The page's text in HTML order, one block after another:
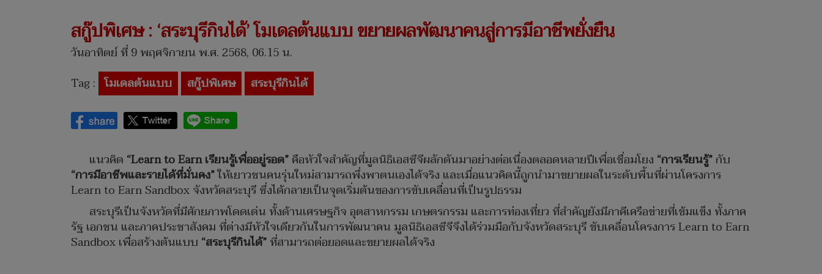
สกู๊ปพิเศษ : ‘สระบุรีกินได้’ โมเดลต้นแบบ ขยายผลพัฒนาคนสู่การมีอาชีพยั่งยืน
วันอาทิตย์ ที่ 9 พฤศจิกายน พ.ศ. 2568, 06.15 น.
Tag : โมเดลต้นแบบ สกู๊ปพิเศษ สระบุรีกินได้
แนวคิด “Learn to Earn เรียนรู้เพื่ออยู่รอด”คือหัวใจสำคัญที่มูลนิธิเอสซีจีผลักดันมาอย่างต่อเนื่องตลอดหลายปีเพื่อเชื่อมโยง “การเรียนรู้”กับ
“การมีอาชีพและรายได้ที่มั่นคง”ให้เยาวชนคนรุ่นใหม่สามารถพึ่งพาตนเองได้จริง และเมื่อแนวคิดนี้ถูกนำมาขยายผลในระดับพื้นที่ผ่านโครงการ
Learn to Earn Sandbox จังหวัดสระบุรี ซึ่งได้กลายเป็นจุดเริ่มต้นของการขับเคลื่อนที่เป็นรูปธรรม
สระบุรีเป็นจังหวัดที่มีศักยภาพโดดเด่น ทั้งด้านเศรษฐกิจ อุตสาหกรรม เกษตรกรรม และการท่องเที่ยว ที่สำคัญยังมีภาคีเครือข่ายที่เข้มแข็ง ทั้งภาค
รัฐ เอกชน และภาคประชาสังคม ที่ต่างมีหัวใจเดียวกันในการพัฒนาคน มูลนิธิเอสซีจีจึงได้ร่วมมือกับจังหวัดสระบุรี ขับเคลื่อนโครงการ Learn to Earn
Sandbox เพื่อสร้างต้นแบบ “สระบุรีกินได้”ที่สามารถต่อยอดและขยายผลได้จริง